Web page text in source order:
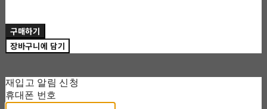
구매하기
장바구니에 담기
재입고 알림 신청
휴대폰 번호